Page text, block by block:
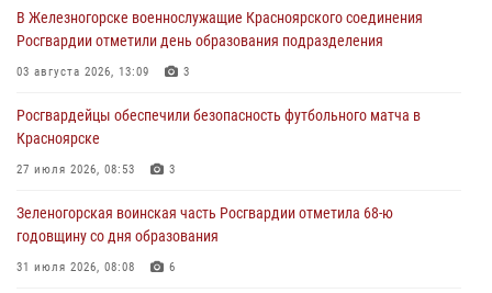
В Красноярске сотрудники вневедомственной охраны Росгвардии
задержали подозреваемого в серии краж из гипермаркета
04 августа 2026, 09:57
Сотрудники Росгвардии обеспечили общественный порядок во
время проведения экстремального заплыва в Дудинке
04 августа 2026, 08:36
В Красноярске сотрудники Росгвардии задержали подозреваемого
в серии краж из супермаркета
04 августа 2026, 06:50
В Железногорске военнослужащие Красноярского соединения
Росгвардии отметили день образования подразделения
03 августа 2026, 13:09 3
Росгвардейцы обеспечили безопасность футбольного матча в
Красноярске
27 июля 2026, 08:53 3
Зеленогорская воинская часть Росгвардии отметила 68-ю
годовщину со дня образования
31 июля 2026, 08:08 6